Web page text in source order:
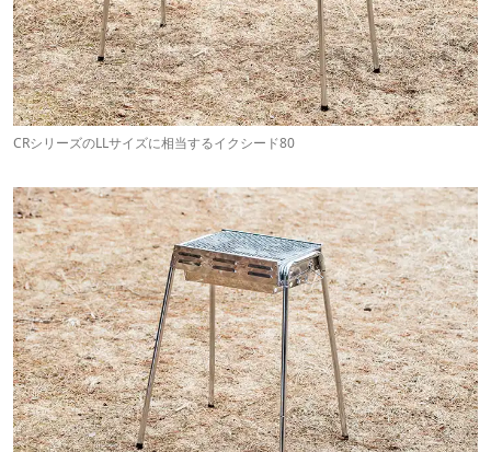
CRシリーズのLLサイズに相当するイクシード80